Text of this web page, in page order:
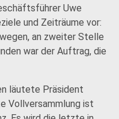
Uwe
und Zeiträume vor:
an zweiter Stelle
war der Auftrag, die
läutete Präsident
Vollversammlung ist